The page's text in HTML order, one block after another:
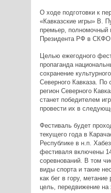
О ходе подготовки к
«Кавказские игры» В.
премьер, полномочный
Президента РФ в
Целью ежегодного
пропаганда
сохранение
Северного Кавказа.
регион Северного
станет победителем
провести их в
Фестиваль будет
текущего года в
Республике в н.п.
фестиваля включены
соревнований. В том
виды спорта и такие
как бег в гору, метание
цель, передвижение